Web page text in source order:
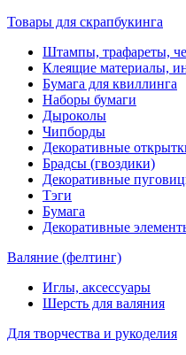
Товары для скрапбукинга
Штампы, трафареты,
Клеящие материалы,
Бумага для квиллинга
Наборы бумаги
Дыроколы
Чипборды
Декоративные
Брадсы (гвоздики)
Декоративные
Тэги
Бумага
Декоративные
Валяние (фелтинг)
Иглы, аксессуары
Шерсть для валяния
Для творчества и рукоделия